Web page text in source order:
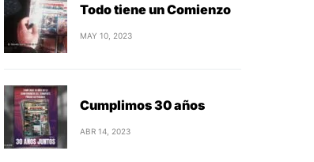
Todo tiene un Comienzo
MAY 10, 2023
Cumplimos 30 años
ABR 14, 2023